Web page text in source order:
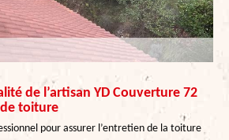
de l’artisan YD Couverture 72
toiture
pour assurer l’entretien de la toiture